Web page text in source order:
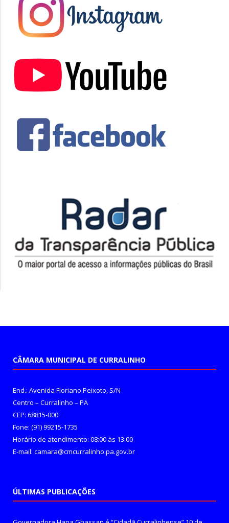
CÂMARA MUNICIPAL DE CURRALINHO
End.: Avenida Floriano Peixoto, S/N
Centro – Curralinho – PA
CEP: 68815-000
Fone: (91) 99215-1735
Horário de atendimento: 08:00 às 13:00
E-mail: camara@cmcurralinho.pa.gov.br
ÚLTIMAS PUBLICAÇÕES